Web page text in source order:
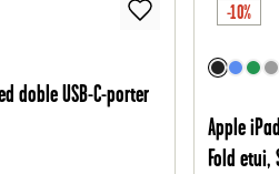
doble USB-C-porter
-10%
Apple
Fold etui,